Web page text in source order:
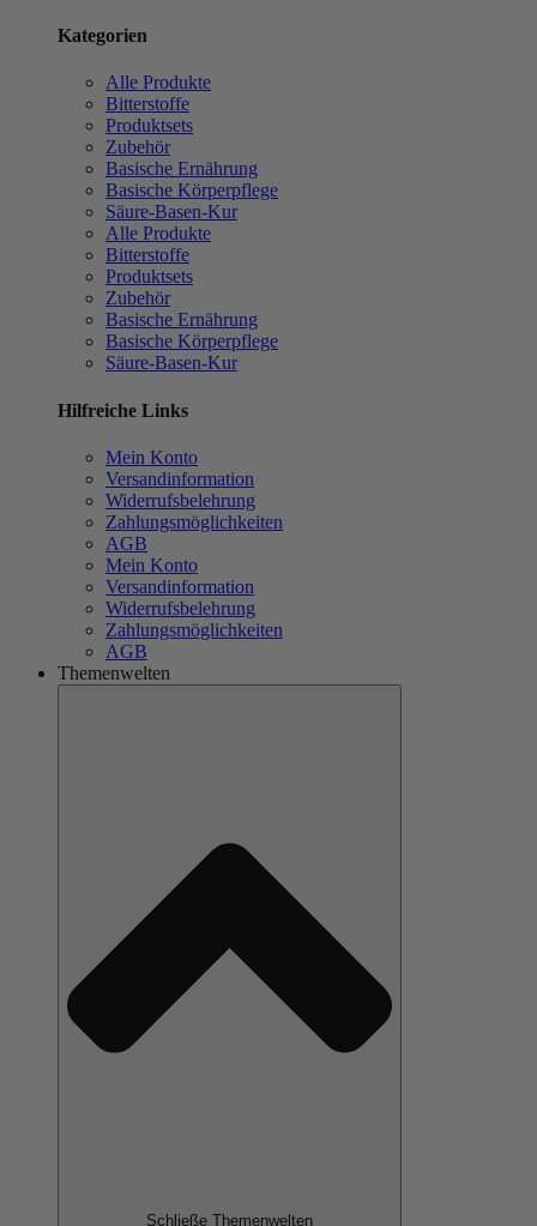
Kategorien
Alle Produkte
Bitterstoffe
Produktsets
Zubehör
Basische Ernährung
Basische Körperpflege
Säure-Basen-Kur
Alle Produkte
Bitterstoffe
Produktsets
Zubehör
Basische Ernährung
Basische Körperpflege
Säure-Basen-Kur
Hilfreiche Links
Mein Konto
Versandinformation
Widerrufsbelehrung
Zahlungsmöglichkeiten
AGB
Mein Konto
Versandinformation
Widerrufsbelehrung
Zahlungsmöglichkeiten
AGB
Themenwelten
Schließe Themenwelten